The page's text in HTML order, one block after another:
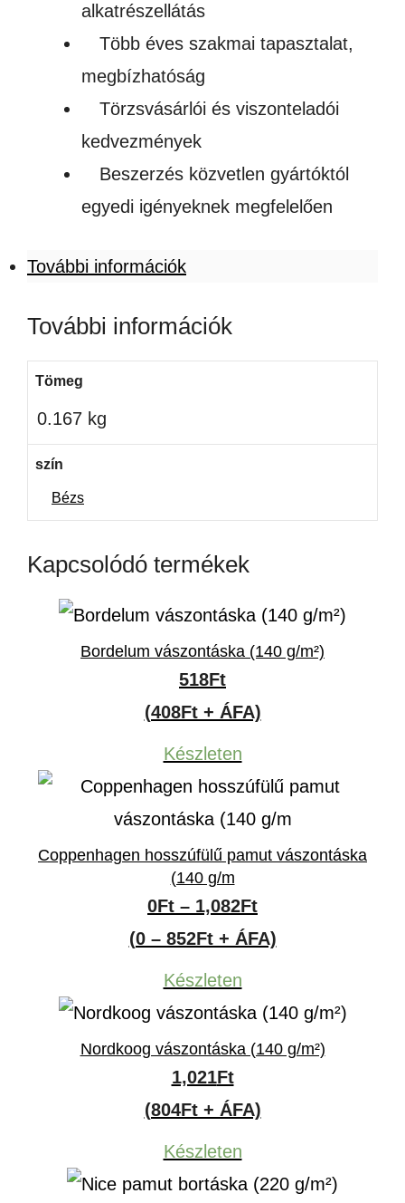
alkatrészellátás
Több éves szakmai tapasztalat,
megbízhatóság
Törzsvásárlói és viszonteladói
kedvezmények
Beszerzés közvetlen gyártóktól
egyedi igényeknek megfelelően
További információk
További információk
Tömeg
0.167 kg
szín
Bézs
Kapcsolódó termékek
Bordelum vászontáska (140 g/m²)
518Ft
(408Ft + ÁFA)
Készleten
Coppenhagen hosszúfülű pamut vászontáska
(140 g/m
0Ft – 1,082FtÁrtartomány:
0Ft
1,082Ft
(0 – 852Ft + ÁFA)
Készleten
Nordkoog vászontáska (140 g/m²)
1,021Ft
(804Ft + ÁFA)
Készleten